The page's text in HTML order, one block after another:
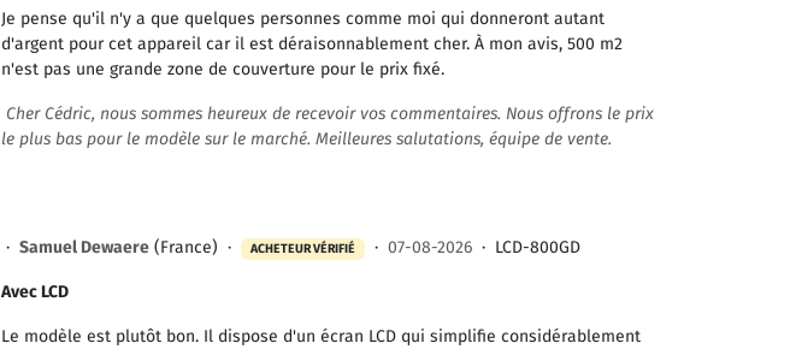
Je pense qu'il n'y a que quelques personnes comme moi qui donneront autant
d'argent pour cet appareil car il est déraisonnablement cher. À mon avis, 500 m2
n'est pas une grande zone de couverture pour le prix fixé.
Cher Cédric, nous sommes heureux de recevoir vos commentaires. Nous offrons le prix
le plus bas pour le modèle sur le marché. Meilleures salutations, équipe de vente.
· Samuel Dewaere (France) · ACHETEUR VÉRIFIÉ · 07-08-2026 · LCD-800GD
Avec LCD
Le modèle est plutôt bon. Il dispose d'un écran LCD qui simplifie considérablement